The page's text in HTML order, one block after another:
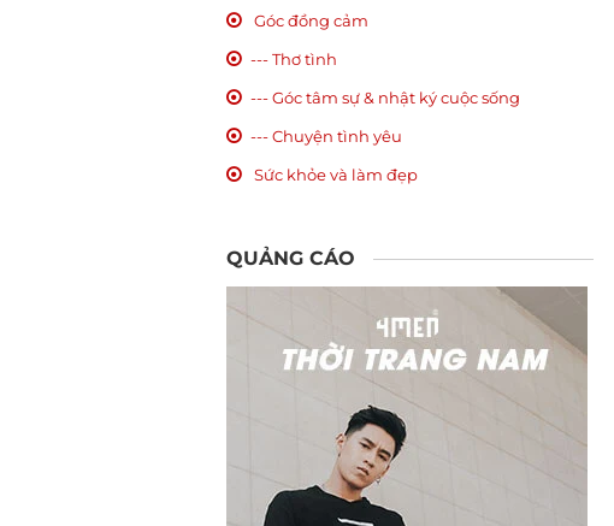
Góc đồng cảm
--- Thơ tình
--- Góc tâm sự & nhật ký cuộc sống
--- Chuyện tình yêu
Sức khỏe và làm đẹp
QUẢNG CÁO